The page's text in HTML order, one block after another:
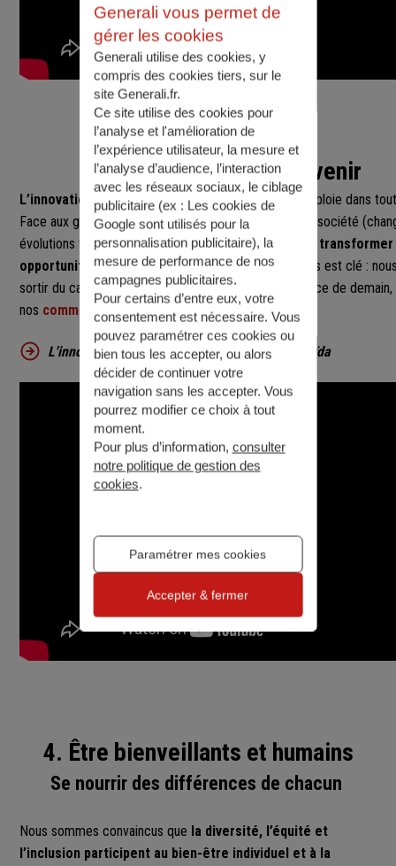
3. Préparer l’avenir
L’innovationest au cœur de notre stratégie et se déploie dans
Face aux grands enjeux qui touchent l’ensemble de la société
évolutions technologiques, etc.), notre objectif est de
opportunités. Pour cela, le rôle de nos collaborateurs est clé :
sortir du cadre pour construire les solutions d’assurance de
nos communautés.
L'innovation chez Generali : témoignage de Faïda
4. Être bienveillants et humains
Se nourrir des différences de chacun
Nous sommes convaincus que la diversité, l’équité et
l’inclusion participent au bien-être individuel et à la
Generali vous permet de
gérer les cookies
Generali utilise des cookies, y
compris des cookies tiers, sur le
site Generali.fr.
Ce site utilise des cookies pour
l’analyse et l'amélioration de
l’expérience utilisateur, la mesure et
l’analyse d’audience, l’interaction
avec les réseaux sociaux, le ciblage
publicitaire (ex : Les cookies de
Google sont utilisés pour la
personnalisation publicitaire), la
mesure de performance de nos
campagnes publicitaires.
Pour certains d’entre eux, votre
consentement est nécessaire. Vous
pouvez paramétrer ces cookies ou
bien tous les accepter, ou alors
décider de continuer votre
navigation sans les accepter. Vous
pourrez modifier ce choix à tout
moment.
Pour plus d’information, consulter
notre politique de gestion des
cookies.
Paramétrer mes cookies
Accepter & fermer